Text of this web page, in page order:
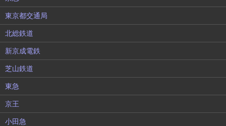
東京都交通局
北総鉄道
新京成電鉄
芝山鉄道
東急
京王
小田急